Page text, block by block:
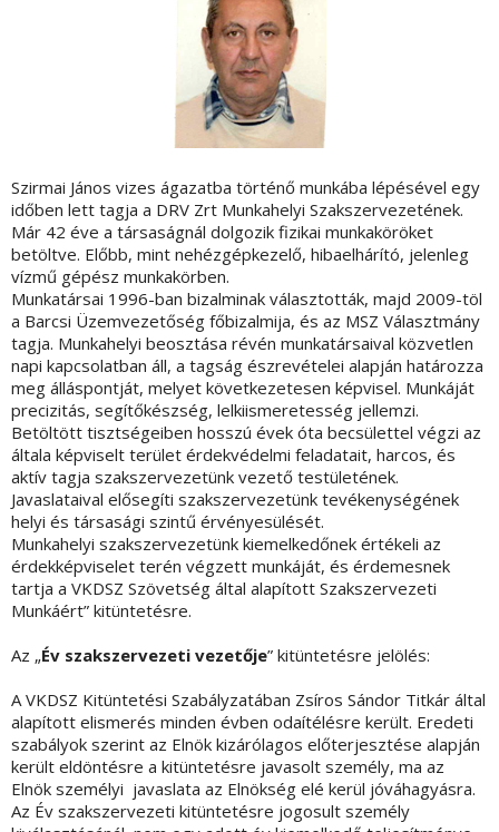
Szirmai János vizes ágazatba történő munkába lépésével egy
időben lett tagja a DRV Zrt Munkahelyi Szakszervezetének.
Már 42 éve a társaságnál dolgozik fizikai munkaköröket
betöltve. Előbb, mint nehézgépkezelő, hibaelhárító, jelenleg
vízmű gépész munkakörben.
Munkatársai 1996-ban bizalminak választották, majd 2009-töl
a Barcsi Üzemvezetőség főbizalmija, és az MSZ Választmány
tagja. Munkahelyi beosztása révén munkatársaival közvetlen
napi kapcsolatban áll, a tagság észrevételei alapján határozza
meg álláspontját, melyet következetesen képvisel. Munkáját
precizitás, segítőkészség, lelkiismeretesség jellemzi.
Betöltött tisztségeiben hosszú évek óta becsülettel végzi az
általa képviselt terület érdekvédelmi feladatait, harcos, és
aktív tagja szakszervezetünk vezető testületének.
Javaslataival elősegíti szakszervezetünk tevékenységének
helyi és társasági szintű érvényesülését.
Munkahelyi szakszervezetünk kiemelkedőnek értékeli az
érdekképviselet terén végzett munkáját, és érdemesnek
tartja a VKDSZ Szövetség által alapított Szakszervezeti
Munkáért” kitüntetésre.
Az „Év szakszervezeti vezetője” kitüntetésre jelölés:
A VKDSZ Kitüntetési Szabályzatában Zsíros Sándor Titkár által
alapított elismerés minden évben odaítélésre került. Eredeti
szabályok szerint az Elnök kizárólagos előterjesztése alapján
került eldöntésre a kitüntetésre javasolt személy, ma az
Elnök személyi javaslata az Elnökség elé kerül jóváhagyásra.
Az Év szakszervezeti kitüntetésre jogosult személy